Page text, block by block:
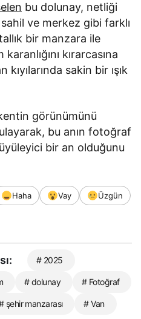
bu dolunay, netliği
ve merkez gibi farklı
bir manzara ile
kırarcasına
kıyılarında sakin bir ışık
görünümünü
bu anın fotoğraf
bir an olduğunu
Haha Vay
Üzgün
# 2025
# dolunay # Fotoğraf
şehir manzarası # Van